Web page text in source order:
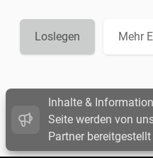
Loslegen Mehr
Inhalte &
Seite werden von
Partner bereitgestellt